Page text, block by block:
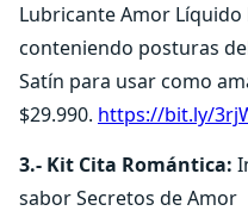
Lubricante Amor Líquido
conteniendo posturas
Satín para usar como
$29.990. https://bit.ly/
3.- Kit Cita Romántica:
sabor Secretos de Amor